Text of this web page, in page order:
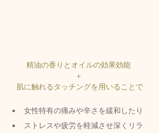
精油の香りとオイルの効果効能
＋
肌に触れるタッチングを用いることで
女性特有の痛みや辛さを緩和したり
ストレスや疲労を軽減させ深くリラ